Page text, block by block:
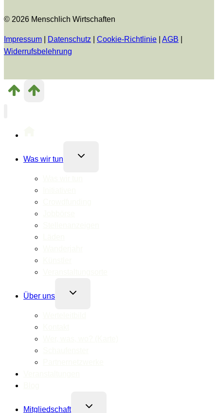
© 2026 Menschlich Wirtschaften
Impressum Datenschutz Cookie-Richtlinie AGB
Widerrufsbelehrung
Was wir tun
Untermenü
Über uns
Untermenü
Mitgliedschaft
Untermenü